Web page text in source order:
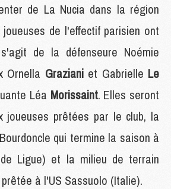
de La Nucia dans la région
de l'effectif parisien ont
de la défenseure Noémie
Ornella Graziani et Gabrielle Le
Léa Morissaint. Elles seront
joueuses prêtées par le club, la
qui termine la saison à
Ligue) et la milieu de terrain
à l'US Sassuolo (Italie).